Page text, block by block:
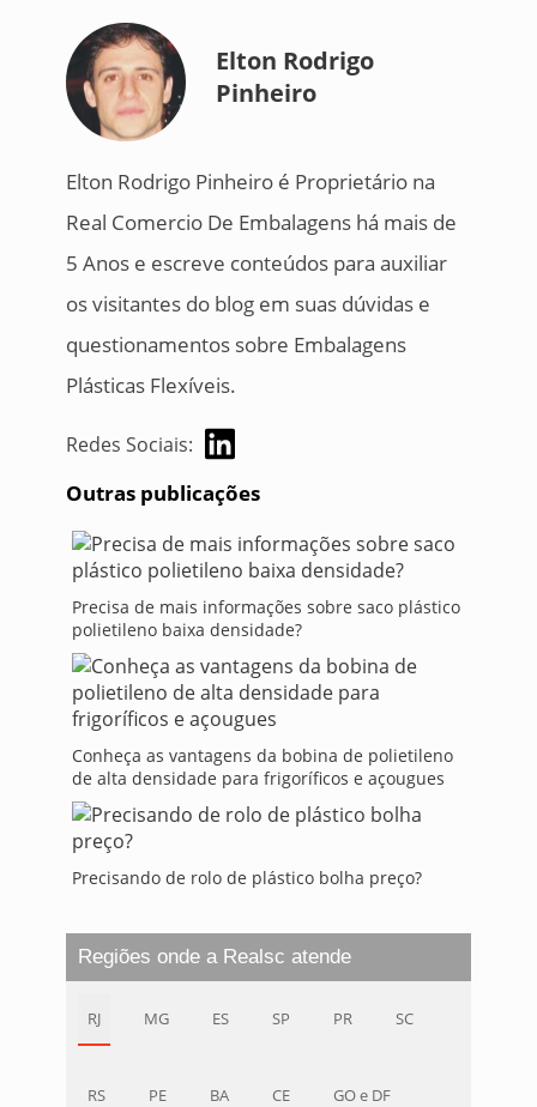
Elton Rodrigo
Pinheiro
Elton Rodrigo Pinheiro é Proprietário na
Real Comercio De Embalagens há mais de
5 Anos e escreve conteúdos para auxiliar
os visitantes do blog em suas dúvidas e
questionamentos sobre Embalagens
Plásticas Flexíveis.
Redes Sociais:
Outras publicações
Precisa de mais informações sobre saco plástico
polietileno baixa densidade?
Conheça as vantagens da bobina de polietileno
de alta densidade para frigoríficos e açougues
Precisando de rolo de plástico bolha preço?
Regiões onde a Realsc atende
RJ MG ES SP PR SC
RS PE BA CE GO e DF